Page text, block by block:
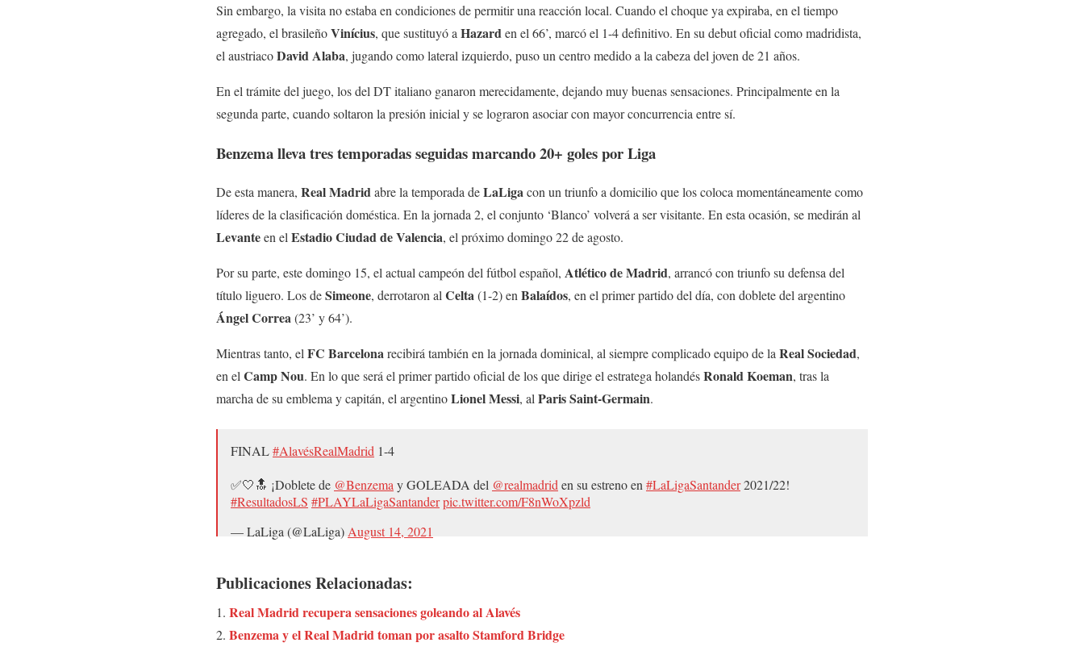
Sin embargo, la visita no estaba en condiciones de permitir una reacción local. Cuando el choque ya expiraba, en el tiempo
agregado, el brasileñoVinícius, que sustituyó a Hazarden el 66’, marcó el 1-4 definitivo. En su debut oficial como madridista,
el austriacoDavidAlaba, jugando como lateral izquierdo, puso un centro medido a la cabeza del joven de 21 años.
En el trámite del juego, los del DT italiano ganaron merecidamente, dejando muy buenas sensaciones. Principalmente en la
segunda parte, cuando soltaron la presión inicial y se lograron asociar con mayor concurrencia entre sí.
Benzema lleva tres temporadas seguidas marcando 20+ goles por Liga
De esta manera, RealMadridabre la temporada deLaLigacon un triunfo a domicilio que los coloca momentáneamente como
líderes de la clasificación doméstica. En la jornada 2, el conjunto ‘Blanco’ volverá a ser visitante. En esta ocasión, se medirán al
Levanteen elEstadio Ciudad de Valencia, el próximo domingo 22 de agosto.
Por su parte, este domingo 15, el actual campeón del fútbol español, AtléticodeMadrid, arrancó con triunfo su defensa del
título liguero. Los deSimeone, derrotaron alCelta(1-2) enBalaídos, en el primer partido del día, con doblete del argentino
ÁngelCorrea(23’ y 64’).
Mientras tanto, elFC Barcelonarecibirá también en la jornada dominical, al siempre complicado equipo de laRealSociedad,
en elCampNou. En lo que será el primer partido oficial de los que dirige el estratega holandésRonaldKoeman, tras la
marcha de su emblema y capitán, el argentinoLionelMessi, alParis Saint-Germain.
FINAL#AlavésRealMadrid 1-4
✅🤍🔝 ¡Doblete de @Benzemay GOLEADA del @realmadriden su estreno en#LaLigaSantander2021/22!
#ResultadosLS #PLAYLaLigaSantanderpic.twitter.com/F8nWoXpzld
— LaLiga (@LaLiga)August 14, 2021
Publicaciones Relacionadas:
Real Madrid recupera sensaciones goleando al Alavés
Benzema y el Real Madrid toman por asalto Stamford Bridge